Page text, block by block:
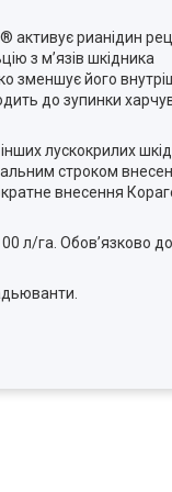
активує рианідин
з м’язів шкідника
зменшує його
до зупинки
лускокрилих
строком
внесення
л/га. Обов’язково